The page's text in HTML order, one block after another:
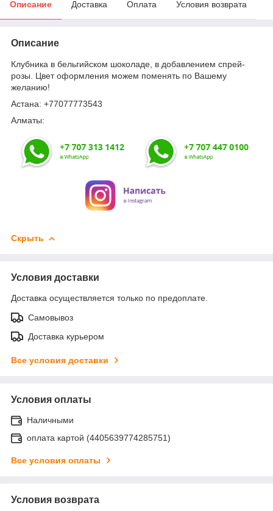
Описание Доставка Оплата Условия возврата
Описание
Клубника в бельгийском шоколаде, в добавлением спрей-
розы. Цвет оформления можем поменять по Вашему
желанию!
Астана: +77077773543
Алматы:
Скрыть
Условия доставки
Доставка осуществляется только по предоплате.
Самовывоз
Доставка курьером
Все условия доставки
Условия оплаты
Наличными
оплата картой (4405639774285751)
Все условия оплаты
Условия возврата